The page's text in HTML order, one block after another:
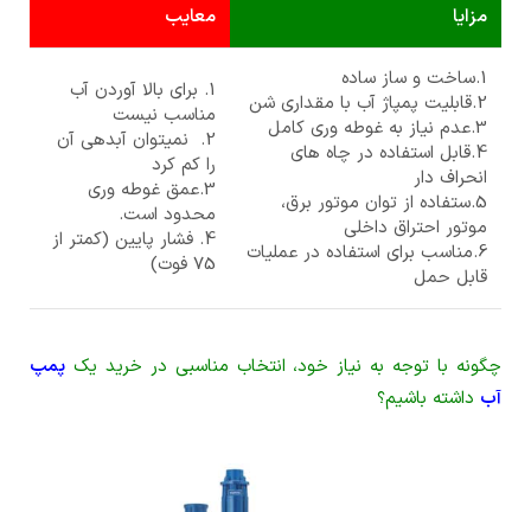
مزایا معایب
1.ساخت و ساز ساده
2.قابلیت پمپاژ آب با مقداری شن
3.عدم نیاز به غوطه وری کامل
4.قابل استفاده در چاه های
انحراف دار
5.ستفاده از توان موتور برق،
موتور احتراق داخلی
6.مناسب برای استفاده در عملیات
قابل حمل
1. برای بالا آوردن آب
مناسب نیست
2. نمیتوان آبدهی آن
را کم کرد
3.عمق غوطه وری
محدود است.
4. فشار پایین (کمتر از
75 فوت)
چگونه با توجه به نیاز خود، انتخاب مناسبی در خرید یک پمپ
آب داشته باشیم؟